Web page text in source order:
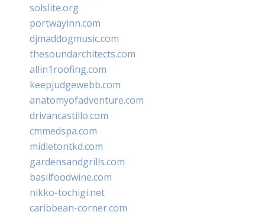
solslite.org
portwayinn.com
djmaddogmusic.com
thesoundarchitects.com
allin1roofing.com
keepjudgewebb.com
anatomyofadventure.com
drivancastillo.com
cmmedspa.com
midletontkd.com
gardensandgrills.com
basilfoodwine.com
nikko-tochigi.net
caribbean-corner.com